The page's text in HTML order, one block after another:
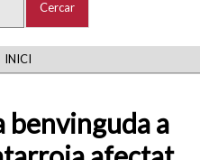
FIL
INICI
benvinguda a